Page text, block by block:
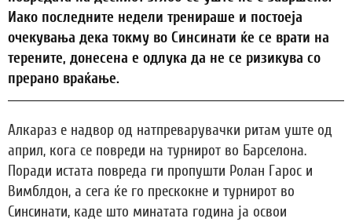
Иако последните недели тренираше и постоеја
очекувања дека токму во Синсинати ќе се врати на
терените, донесена е одлука да не се ризикува со
прерано враќање.
Алкараз е надвор од натпреварувачки ритам уште од
април, кога се повреди на турнирот во Барселона.
Поради истата повреда ги пропушти Ролан Гарос и
Вимблдон, а сега ќе го прескокне и турнирот во
Синсинати, каде што минатата година ја освои